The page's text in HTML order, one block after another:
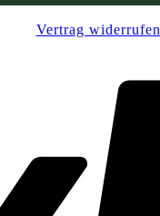
Vertrag widerrufen